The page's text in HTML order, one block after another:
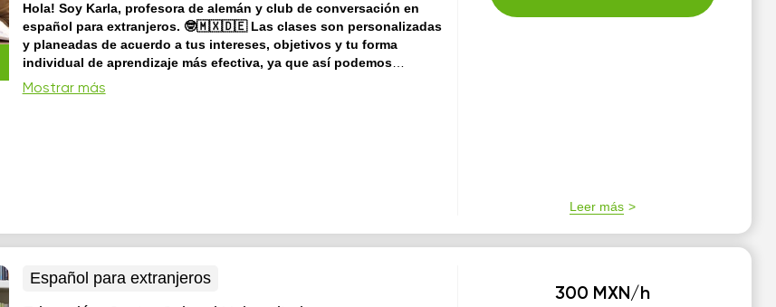
Hola! Soy Karla, profesora de alemán y club de conversación en
español para extranjeros. 🤓🇲🇽🇩🇪 Las clases son personalizadas
y planeadas de acuerdo a tus intereses, objetivos y tu forma
individual de aprendizaje más efectiva, ya que así podemos
aprovechar mejor tus habilidades. Edad mínima: 16 años.
dar clases hace 8 años y me encantaría compartir contigo todo lo que he
Mostrar más
Leer más
Español para extranjeros
300 MXN/h